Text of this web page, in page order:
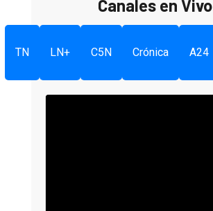
Canales en Vivo
TN LN+ C5N Crónica A24